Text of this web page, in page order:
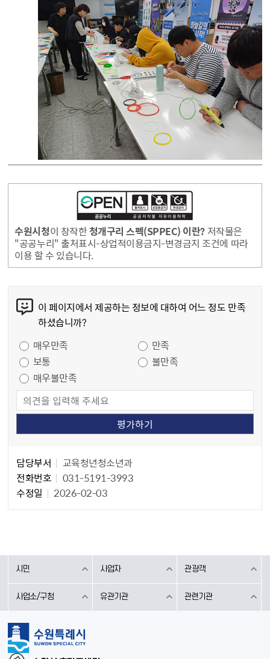
수원시청이 창작한청개구리 스펙(SPPEC) 이란? 저작물은
"공공누리" 출처표시-상업적이용금지-변경금지 조건에 따라
이용 할 수 있습니다.
이 페이지에서 제공하는 정보에 대하여 어느 정도 만족
하셨습니까?
매우만족
만족
보통
불만족
매우불만족
담당부서
교육청년청소년과
전화번호
031-5191-3993
수정일
2026-02-03
시민 사업자 관광객
사업소/구청 유관기관 관련기관